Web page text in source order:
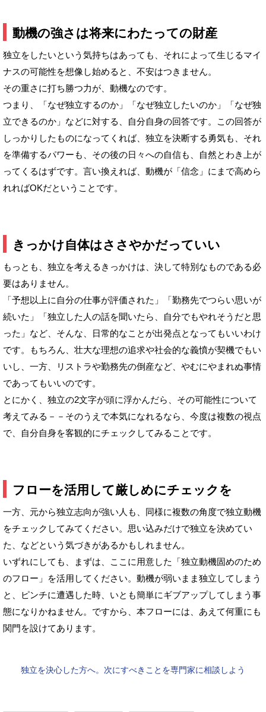
動機の強さは将来にわたっての財産
独立をしたいという気持ちはあっても、それによって生じるマイ
ナスの可能性を想像し始めると、不安はつきません。
その重さに打ち勝つ力が、動機なのです。
つまり、「なぜ独立するのか」「なぜ独立したいのか」「なぜ独
立できるのか」などに対する、自分自身の回答です。この回答が
しっかりしたものになってくれば、独立を決断する勇気も、それ
を準備するパワーも、その後の日々への自信も、自然とわき上が
ってくるはずです。言い換えれば、動機が「信念」にまで高めら
れればOKだということです。
きっかけ自体はささやかだっていい
もっとも、独立を考えるきっかけは、決して特別なものである必
要はありません。
「予想以上に自分の仕事が評価された」「勤務先でつらい思いが
続いた」「独立した人の話を聞いたら、自分でもやれそうだと思
った」など、そんな、日常的なことが出発点となってもいいわけ
です。もちろん、壮大な理想の追求や社会的な義憤が契機でもい
いし、一方、リストラや勤務先の倒産など、やむにやまれぬ事情
であってもいいのです。
とにかく、独立の2文字が頭に浮かんだら、その可能性について
考えてみる－－そのうえで本気になれるなら、今度は複数の視点
で、自分自身を客観的にチェックしてみることです。
フローを活用して厳しめにチェックを
一方、元から独立志向が強い人も、同様に複数の角度で独立動機
をチェックしてみてください。思い込みだけで独立を決めてい
た、などという気づきがあるかもしれません。
いずれにしても、まずは、ここに用意した「独立動機固めのため
のフロー」を活用してください。動機が弱いまま独立してしまう
と、ピンチに遭遇した時、いとも簡単にギブアップしてしまう事
態になりかねません。ですから、本フローには、あえて何重にも
関門を設けてあります。
独立を決心した方へ。次にすべきことを専門家に相談しよう